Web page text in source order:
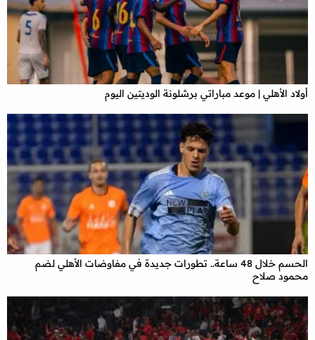
أولاد الأهلي | موعد مباراتي برشلونة الوديتين اليوم
الحسم خلال 48 ساعة.. تطورات جديدة في مفاوضات الأهلي لضم
محمود صلاح